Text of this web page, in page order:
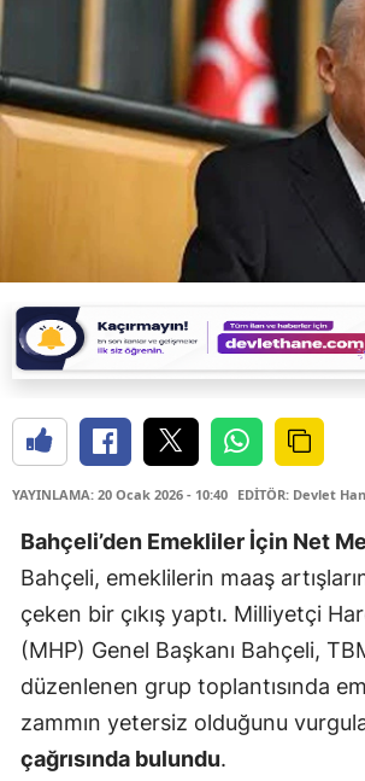
YAYINLAMA: 20 Ocak 2026 - 10:40 EDİTÖR: Devlet
Bahçeli’den Emekliler İçin Net
Bahçeli, emeklilerin maaş
çeken bir çıkış yaptı. Milliyetçi
(MHP) Genel Başkanı Bahçeli,
düzenlenen grup toplantısında
zammın yetersiz olduğunu
çağrısında bulundu.